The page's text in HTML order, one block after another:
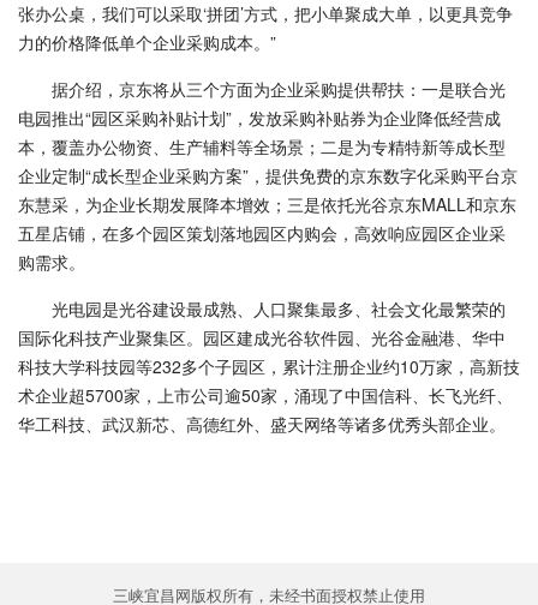
张办公桌，我们可以采取‘拼团’方式，把小单聚成大单，以更具竞争
力的价格降低单个企业采购成本。”
据介绍，京东将从三个方面为企业采购提供帮扶：一是联合光
电园推出“园区采购补贴计划”，发放采购补贴券为企业降低经营成
本，覆盖办公物资、生产辅料等全场景；二是为专精特新等成长型
企业定制“成长型企业采购方案”，提供免费的京东数字化采购平台京
东慧采，为企业长期发展降本增效；三是依托光谷京东MALL和京东
五星店铺，在多个园区策划落地园区内购会，高效响应园区企业采
购需求。
光电园是光谷建设最成熟、人口聚集最多、社会文化最繁荣的
国际化科技产业聚集区。园区建成光谷软件园、光谷金融港、华中
科技大学科技园等232多个子园区，累计注册企业约10万家，高新技
术企业超5700家，上市公司逾50家，涌现了中国信科、长飞光纤、
华工科技、武汉新芯、高德红外、盛天网络等诸多优秀头部企业。
三峡宜昌网版权所有，未经书面授权禁止使用